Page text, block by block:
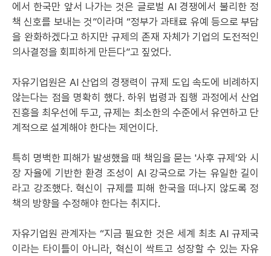
에서 한국만 앞서 나가는 것은 글로벌 AI 경쟁에서 불리한 정
책 신호를 보내는 것”이라며 “정부가 과태료 유예 등으로 부담
을 완화하겠다고 하지만 규제의 존재 자체가 기업의 도전적인
의사결정을 회피하게 만든다”고 짚었다.
자유기업원은 AI 산업의 경쟁력이 규제 도입 속도에 비례하지
않는다는 점을 명확히 했다. 하위 법령과 집행 과정에서 산업
진흥을 최우선에 두고, 규제는 최소한의 수준에서 유연하고 단
계적으로 설계해야 한다는 제언이다.
특히 명백한 피해가 발생했을 때 책임을 묻는 '사후 규제’와 시
장 자율에 기반한 환경 조성이 AI 강국으로 가는 유일한 길이
라고 강조했다. 혁신이 규제를 피해 한국을 떠나지 않도록 정
책의 방향을 수정해야 한다는 취지다.
자유기업원 관계자는 “지금 필요한 것은 세계 최초 AI 규제국
이라는 타이틀이 아니라, 혁신이 싹트고 성장할 수 있는 자유